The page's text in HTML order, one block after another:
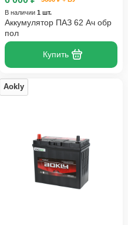
В наличии 1 шт.
Аккумулятор ПАЗ 62 Ач обр
пол
Купить
Aokly